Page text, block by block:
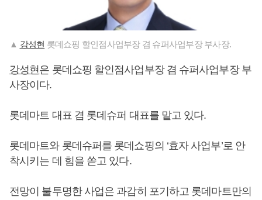
▲ 강성현 롯데쇼핑 할인점사업부장 겸 슈퍼사업부장 부사장.
강성현은 롯데쇼핑 할인점사업부장 겸 슈퍼사업부장 부
사장이다.
롯데마트 대표 겸 롯데슈퍼 대표를 맡고 있다.
롯데마트와 롯데슈퍼를 롯데쇼핑의 ‘효자 사업부’로 안
착시키는 데 힘을 쏟고 있다.
전망이 불투명한 사업은 과감히 포기하고 롯데마트만의